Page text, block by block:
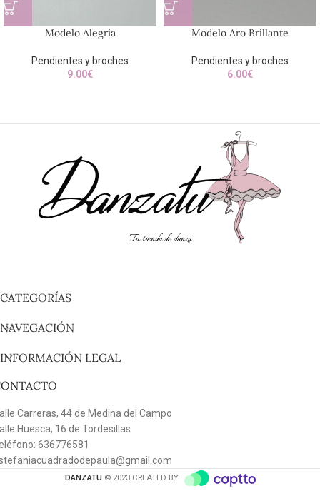
Modelo Alegria
Pendientes y broches
9.00€
Modelo Aro Brillante
Pendientes y broches
6.00€
Tu tienda de danza
CATEGORÍAS
NAVEGACIÓN
INFORMACIÓN LEGAL
Carreras, 44 de Medina del Campo
Huesca, 16 de Tordesillas
636776581
DANZATU© 2023 CREATED BY